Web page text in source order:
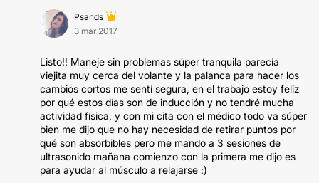
Psands
3 mar 2017
Listo!! Maneje sin problemas súper tranquila parecía
viejita muy cerca del volante y la palanca para hacer los
cambios cortos me sentí segura, en el trabajo estoy feliz
por qué estos días son de inducción y no tendré mucha
actividad física, y con mi cita con el médico todo va súper
bien me dijo que no hay necesidad de retirar puntos por
qué son absorbibles pero me mando a 3 sesiones de
ultrasonido mañana comienzo con la primera me dijo es
para ayudar al músculo a relajarse :)